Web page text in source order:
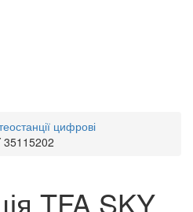
цифрові
35115202
TFA SKY